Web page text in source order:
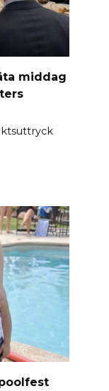
middag